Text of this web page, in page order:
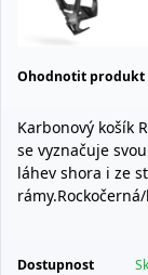
Ohodnotit produkt
Karbonový košík
se vyznačuje
láhev shora i ze
Dostupnost